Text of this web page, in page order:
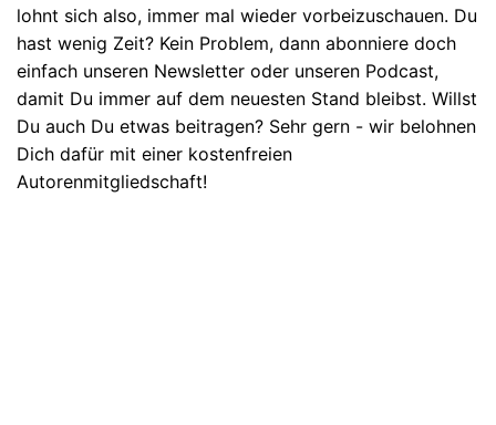
lohnt sich also, immer mal wieder vorbeizuschauen. Du
hast wenig Zeit? Kein Problem, dann abonniere doch
einfach unseren Newsletter oder unseren Podcast,
damit Du immer auf dem neuesten Stand bleibst. Willst
Du auch Du etwas beitragen? Sehr gern - wir belohnen
Dich dafür mit einer kostenfreien
Autorenmitgliedschaft!